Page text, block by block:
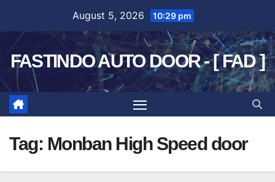
content
August 5, 2026 10:29 pm
FASTINDO AUTO DOOR - [ FAD ]
Tag: Monban High Speed door